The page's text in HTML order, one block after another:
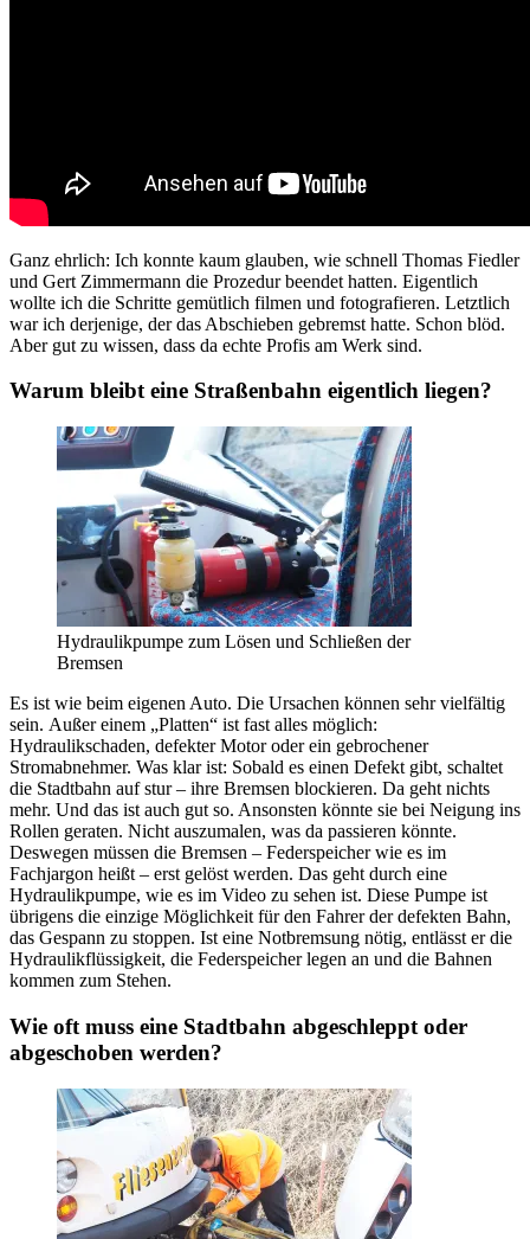
Ganz ehrlich: Ich konnte kaum glauben, wie schnell Thomas Fiedler
und Gert Zimmermann die Prozedur beendet hatten. Eigentlich
wollte ich die Schritte gemütlich filmen und fotografieren. Letztlich
war ich derjenige, der das Abschieben gebremst hatte. Schon blöd.
Aber gut zu wissen, dass da echte Profis am Werk sind.
Warum bleibt eine Straßenbahn eigentlich liegen?
Hydraulikpumpe zum Lösen und Schließen der
Bremsen
Es ist wie beim eigenen Auto. Die Ursachen können sehr vielfältig
sein. Außer einem „Platten“ ist fast alles möglich:
Hydraulikschaden, defekter Motor oder ein gebrochener
Stromabnehmer. Was klar ist: Sobald es einen Defekt gibt, schaltet
die Stadtbahn auf stur – ihre Bremsen blockieren. Da geht nichts
mehr. Und das ist auch gut so. Ansonsten könnte sie bei Neigung ins
Rollen geraten. Nicht auszumalen, was da passieren könnte.
Deswegen müssen die Bremsen – Federspeicher wie es im
Fachjargon heißt – erst gelöst werden. Das geht durch eine
Hydraulikpumpe, wie es im Video zu sehen ist. Diese Pumpe ist
übrigens die einzige Möglichkeit für den Fahrer der defekten Bahn,
das Gespann zu stoppen. Ist eine Notbremsung nötig, entlässt er die
Hydraulikflüssigkeit, die Federspeicher legen an und die Bahnen
kommen zum Stehen.
Wie oft muss eine Stadtbahn abgeschleppt oder
abgeschoben werden?